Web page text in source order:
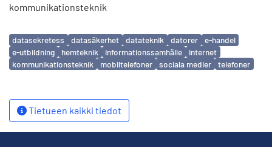
kommunikationsteknik
Avainsanat
datasekretess datasäkerhet datateknik datorer
e-handel
e-utbildning
hemteknik informationssamhälle
internet
kommunikationsteknik
mobiltelefoner sociala medier telefoner
Tietueen kaikki tiedot